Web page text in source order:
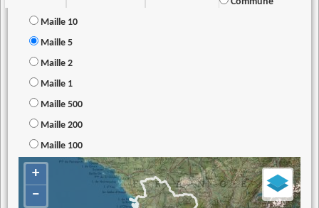
Maille 10
Maille 5
Maille 2
Maille 1
Maille 500
Maille 200
Maille 100
+
−